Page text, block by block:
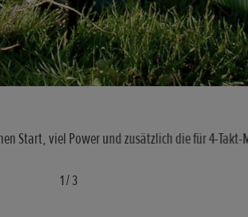
Start, viel Power und zusätzlich die für 4-
1/3